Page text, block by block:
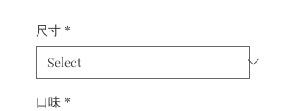
尺寸 *
口味 *